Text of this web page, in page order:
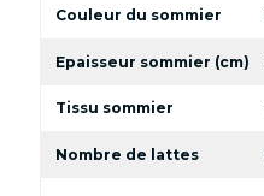
Couleur du sommier
Epaisseur sommier (cm)
Tissu sommier
Nombre de lattes